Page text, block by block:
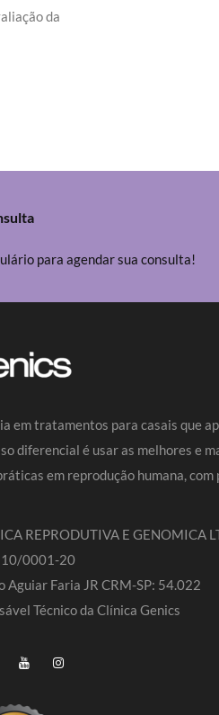
da
para agendar sua consulta!
em tratamentos para casais que
diferencial é usar as melhores e
em reprodução humana,
REPRODUTIVA E GENOMICA
0001-20
Aguiar Faria JR CRM-SP: 54.022
Técnico da Clínica Genics